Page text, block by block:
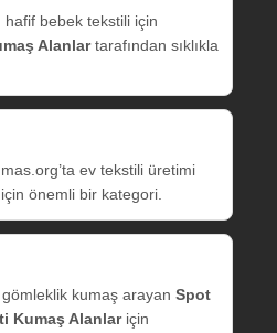
bebek tekstili için
Alanlartarafından sıklıkla
ev tekstili üretimi
önemli bir kategori.
kumaş arayan Spot
Kumaş Alanlariçin